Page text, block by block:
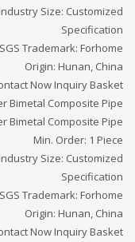
Size: Customized
Specification
Trademark: Forhome
Origin: Hunan, China
Now Inquiry Basket
Bimetal Composite Pipe
Bimetal Composite Pipe
Min. Order: 1 Piece
Size: Customized
Specification
Trademark: Forhome
Origin: Hunan, China
Now Inquiry Basket